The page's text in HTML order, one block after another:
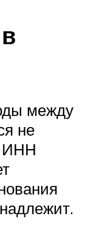
между
не
ИНН